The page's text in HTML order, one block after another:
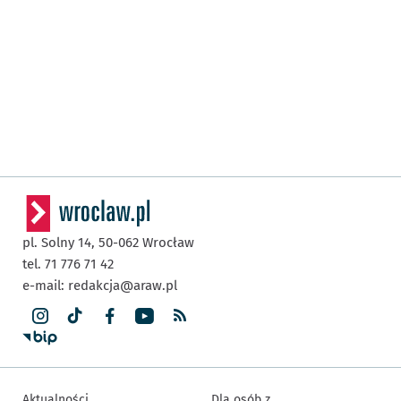
pl. Solny 14, 50-062 Wrocław
tel. 71 776 71 42
e-mail: redakcja@araw.pl